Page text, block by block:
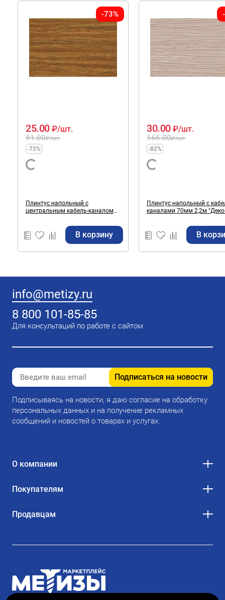
-73%
91.00₽/шт.
25.00 ₽/шт.
-73%
Плинтус напольный с
центральным кабель-каналом
В корзину
166.00₽/шт.
30.00 ₽/шт.
-82%
Плинтус напольный с
каналами 70мм 2,2м "Деконика"
В
info@metizy.ru
8 800 101-85-85
Для консультаций по работе с сайтом
Подписаться на новости
Подписываясь на новости, я даю согласие на обработку
персональных данных и на получение рекламных
сообщений и новостей о товарах и услугах.
О компании
Покупателям
Продавцам